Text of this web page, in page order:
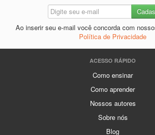
Ao inserir seu e-mail você concorda com
Política de Privacidade
ACESSO RÁPIDO
Como ensinar
Como aprender
Nossos autores
Sobre nós
Blog